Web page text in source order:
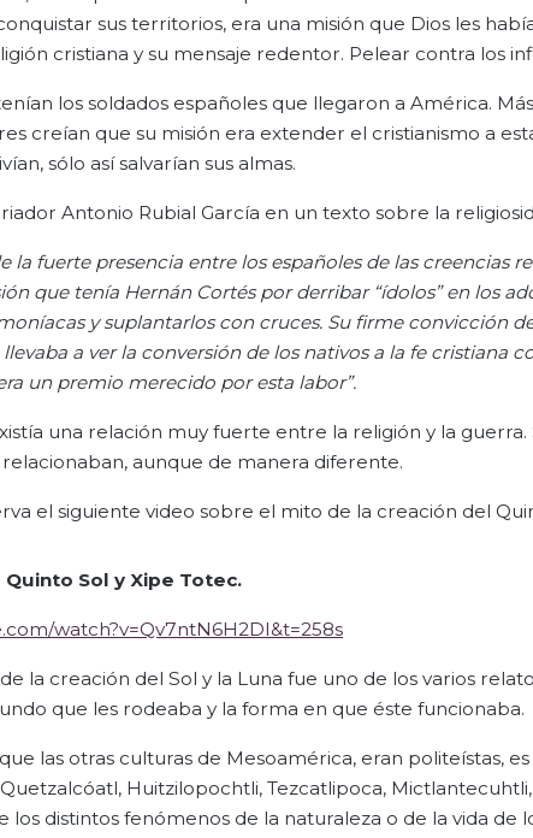
sus territorios, era una misión que Dios les
cristiana y su mensaje redentor. Pelear contra los
los soldados españoles que llegaron a América.
creían que su misión era extender el cristianismo a
sólo así salvarían sus almas.
Antonio Rubial García en un texto sobre la
la fuerte presencia entre los españoles de las creencias
que tenía Hernán Cortés por derribar “ídolos” en los
y suplantarlos con cruces. Su firme convicción
a ver la conversión de los nativos a la fe cristiana
un premio merecido por esta labor”.
una relación muy fuerte entre la religión y la
aunque de manera diferente.
el siguiente video sobre el mito de la creación del
Sol y Xipe Totec.
watch?v=Qv7ntN6H2DI&t=258s
la creación del Sol y la Luna fue uno de los varios
que les rodeaba y la forma en que éste funcionaba.
las otras culturas de Mesoamérica, eran politeístas,
Huitzilopochtli, Tezcatlipoca,
los distintos fenómenos de la naturaleza o de la vida de